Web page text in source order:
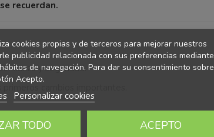
recuerdan.
y seguridad.
cambios importantes.
cookies propias y de terceros para mejorar nuestros
publicidad relacionada con sus preferencias mediante
de navegación. Para dar su consentimiento sobre
Acepto.
Personalizar cookies
TODO ACEPTO